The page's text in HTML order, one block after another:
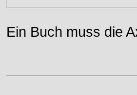
Ein Buch muss die